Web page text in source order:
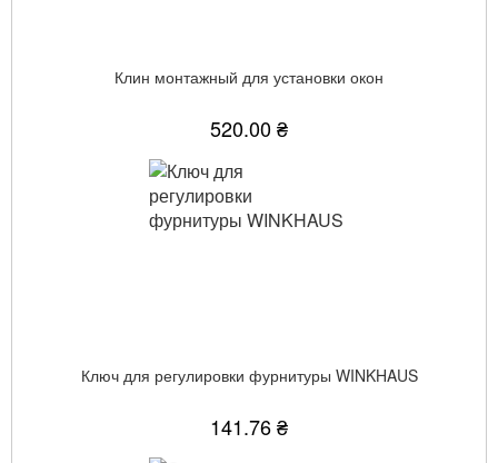
Клин монтажный для установки окон
520.00 ₴
Ключ для регулировки фурнитуры WINKHAUS
141.76 ₴